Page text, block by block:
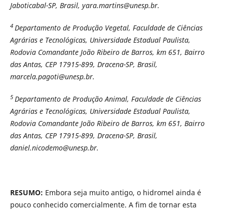
Jaboticabal-SP, Brasil, yara.martins@unesp.br.
4 Departamento de Produção Vegetal, Faculdade de Ciências
Agrárias e Tecnológicas, Universidade Estadual Paulista,
Rodovia Comandante João Ribeiro de Barros, km 651, Bairro
das Antas, CEP 17915-899, Dracena-SP, Brasil,
marcela.pagoti@unesp.br.
5 Departamento de Produção Animal, Faculdade de Ciências
Agrárias e Tecnológicas, Universidade Estadual Paulista,
Rodovia Comandante João Ribeiro de Barros, km 651, Bairro
das Antas, CEP 17915-899, Dracena-SP, Brasil,
daniel.nicodemo@unesp.br.
RESUMO: Embora seja muito antigo, o hidromel ainda é
pouco conhecido comercialmente. A fim de tornar esta